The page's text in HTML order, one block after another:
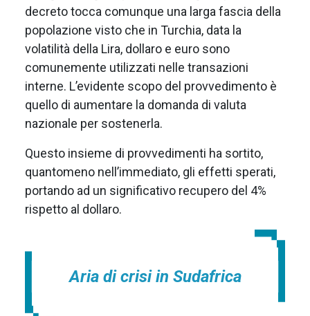
decreto tocca comunque una larga fascia della
popolazione visto che in Turchia, data la
volatilità della Lira, dollaro e euro sono
comunemente utilizzati nelle transazioni
interne. L’evidente scopo del provvedimento è
quello di aumentare la domanda di valuta
nazionale per sostenerla.
Questo insieme di provvedimenti ha sortito,
quantomeno nell’immediato, gli effetti sperati,
portando ad un significativo recupero del 4%
rispetto al dollaro.
Aria di crisi in Sudafrica